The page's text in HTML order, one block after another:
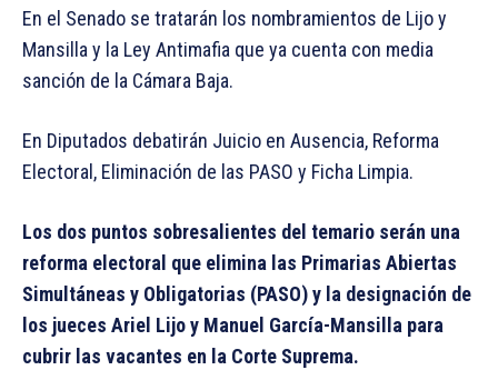
En el Senado se tratarán los nombramientos de Lijo y
Mansilla y la Ley Antimafia que ya cuenta con media
sanción de la Cámara Baja.
En Diputados debatirán Juicio en Ausencia, Reforma
Electoral, Eliminación de las PASO y Ficha Limpia.
Los dos puntos sobresalientes del temario serán una
reforma electoral que elimina las Primarias Abiertas
Simultáneas y Obligatorias (PASO) y la designación de
los jueces Ariel Lijo y Manuel García-Mansilla para
cubrir las vacantes en la Corte Suprema.